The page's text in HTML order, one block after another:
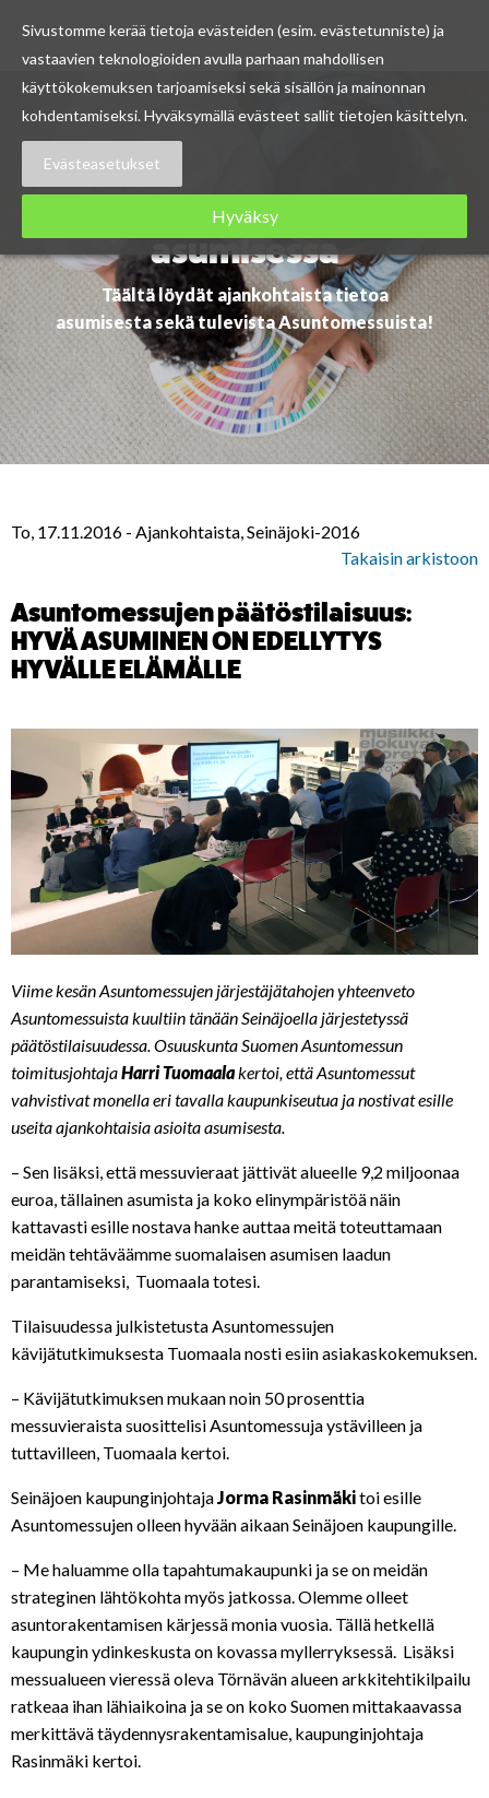
Skip
Ajankohtaista
asumisessa
Täältä löydät ajankohtaista tietoa
asumisesta sekä tulevista Asuntomessuista!
To, 17.11.2016 - Ajankohtaista, Seinäjoki-2016
Takaisin arkistoon
Asuntomessujen päätöstilaisuus:
HYVÄ ASUMINEN ON EDELLYTYS
HYVÄLLE ELÄMÄLLE
Viime kesän Asuntomessujen järjestäjätahojen yhteenveto
Asuntomessuista kuultiin tänään Seinäjoella järjestetyssä
päätöstilaisuudessa. Osuuskunta Suomen Asuntomessun
toimitusjohtajaHarri Tuomaalakertoi, että Asuntomessut
vahvistivat monella eri tavalla kaupunkiseutua ja nostivat esille
useita ajankohtaisia asioita asumisesta.
– Sen lisäksi, että messuvieraat jättivät alueelle 9,2 miljoonaa
euroa, tällainen asumista ja koko elinympäristöä näin
kattavasti esille nostava hanke auttaa meitä toteuttamaan
meidän tehtäväämme suomalaisen asumisen laadun
parantamiseksi, Tuomaala totesi.
Tilaisuudessa julkistetusta Asuntomessujen
kävijätutkimuksesta Tuomaala nosti esiin asiakaskokemuksen.
– Kävijätutkimuksen mukaan noin 50 prosenttia
messuvieraista suosittelisi Asuntomessuja ystävilleen ja
tuttavilleen, Tuomaala kertoi.
Seinäjoen kaupunginjohtajaJorma Rasinmäkitoi esille
Asuntomessujen olleen hyvään aikaan Seinäjoen kaupungille.
– Me haluamme olla tapahtumakaupunki ja se on meidän
strateginen lähtökohta myös jatkossa. Olemme olleet
asuntorakentamisen kärjessä monia vuosia. Tällä hetkellä
kaupungin ydinkeskusta on kovassa myllerryksessä. Lisäksi
messualueen vieressä oleva Törnävän alueen arkkitehtikilpailu
ratkeaa ihan lähiaikoina ja se on koko Suomen mittakaavassa
merkittävä täydennysrakentamisalue, kaupunginjohtaja
Rasinmäki kertoi.
Sivustomme kerää tietoja evästeiden (esim. evästetunniste) ja
vastaavien teknologioiden avulla parhaan mahdollisen
käyttökokemuksen tarjoamiseksi sekä sisällön ja mainonnan
kohdentamiseksi. Hyväksymällä evästeet sallit tietojen käsittelyn.
Evästeasetukset
Hyväksy